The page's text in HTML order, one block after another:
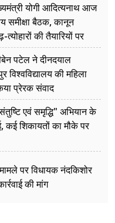
योगी आदित्यनाथ आज
समीक्षा बैठक, कानून
की तैयारियों पर
पटेल ने दीनदयाल
विश्वविद्यालय की महिला
प्रेरक संवाद
एवं समृद्धि" अभियान के
कई शिकायतों का मौके पर
पर विधायक नंदकिशोर
की मांग